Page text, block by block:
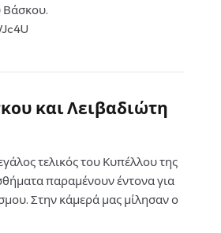
Βάσκου.
και Λειβαδιώτη
τελικός του Κυπέλλου της
παραμένουν έντονα για
Στην κάμερά μας μίλησαν ο